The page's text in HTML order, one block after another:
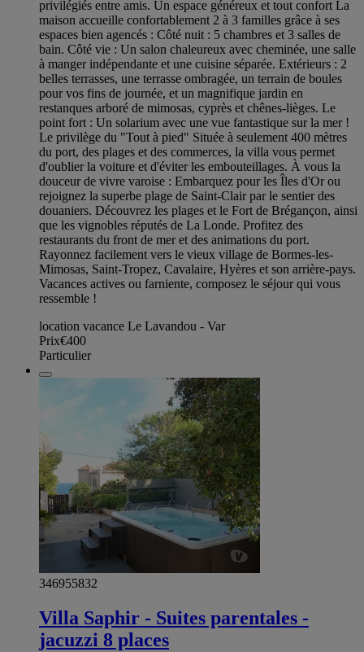
privilégiés entre amis. Un espace généreux et tout confort La
maison accueille confortablement 2 à 3 familles grâce à ses
espaces bien agencés : Côté nuit : 5 chambres et 3 salles de
bain. Côté vie : Un salon chaleureux avec cheminée, une salle
à manger indépendante et une cuisine séparée. Extérieurs : 2
belles terrasses, une terrasse ombragée, un terrain de boules
pour vos fins de journée, et un magnifique jardin en
restanques arboré de mimosas, cyprès et chênes-lièges. Le
point fort : Un solarium avec une vue fantastique sur la mer !
Le privilège du "Tout à pied" Située à seulement 400 mètres
du port, des plages et des commerces, la villa vous permet
d'oublier la voiture et d'éviter les embouteillages. À vous la
douceur de vivre varoise : Embarquez pour les Îles d'Or ou
rejoignez la superbe plage de Saint-Clair par le sentier des
douaniers. Découvrez les plages et le Fort de Brégançon, ainsi
que les vignobles réputés de La Londe. Profitez des
restaurants du front de mer et des animations du port.
Rayonnez facilement vers le vieux village de Bormes-les-
Mimosas, Saint-Tropez, Cavalaire, Hyères et son arrière-pays.
Vacances actives ou farniente, composez le séjour qui vous
ressemble !
location vacance Le Lavandou - Var
Prix€400
Particulier
346955832
Villa Saphir - Suites parentales -
jacuzzi 8 places